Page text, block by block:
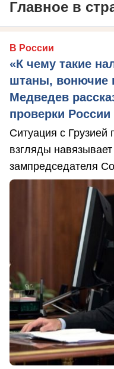
Главное в
В России
«К чему такие
штаны, вонючие
Медведев
проверки
Ситуация с Грузией
взгляды
зампредседателя